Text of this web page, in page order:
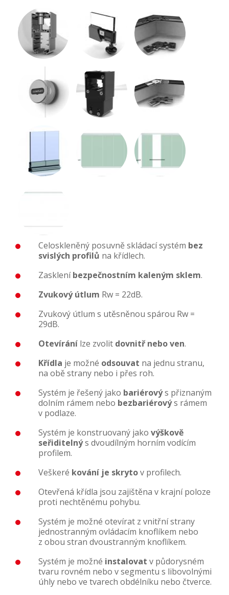
Celoskleněný posuvně skládací systém bez
svislých profilů na křídlech.
Zaskleníbezpečnostním kaleným sklem.
Zvukový útlum Rw = 22dB.
Zvukový útlum s utěsněnou spárou Rw =
29dB.
Otevírání lze zvolit dovnitř nebo ven.
Křídla je možné odsouvat na jednu stranu,
na obě strany nebo i přes roh.
Systém je řešený jako bariérovýs přiznaným
dolním rámem nebo bezbariérovýs rámem
v podlaze.
Systém je konstruovaný jako výškově
seřiditelnýs dvoudílným horním vodícím
profilem.
Veškeré kování je skrytov profilech.
Otevřená křídla jsou zajištěna v krajní poloze
proti nechtěnému pohybu.
Systém je možné otevírat z vnitřní strany
jednostranným ovládacím knoflíkem nebo
z obou stran dvoustranným knoflíkem.
Systém je možné instalovat v půdorysném
tvaru rovném nebo v segmentu s libovolnými
úhly nebo ve tvarech obdélníku nebo čtverce.